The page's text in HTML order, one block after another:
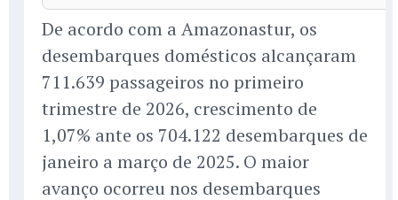
De acordo com a Amazonastur, os
desembarques domésticos alcançaram
711.639 passageiros no primeiro
trimestre de 2026, crescimento de
1,07% ante os 704.122 desembarques de
janeiro a março de 2025. O maior
avanço ocorreu nos desembarques